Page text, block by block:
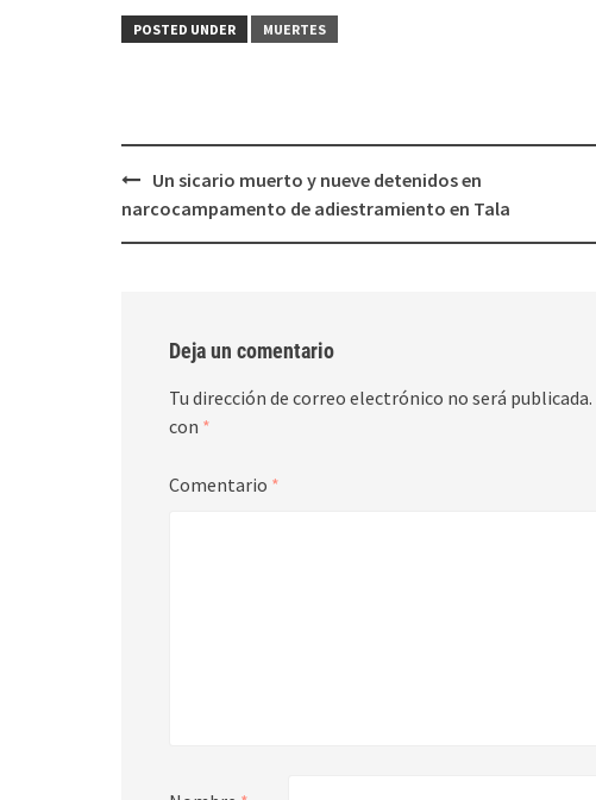
(Se
abre
(Se
abre
POSTED UNDER MUERTES
Post
navigation
Un sicario muerto y nueve detenidos en
narcocampamento de adiestramiento en Tala
Deja un comentario
Tu dirección de correo electrónico no será publicada.
con *
Comentario *